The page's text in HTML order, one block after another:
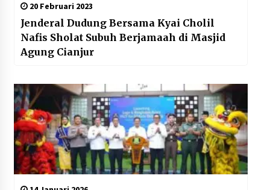
20 Februari 2023
Jenderal Dudung Bersama Kyai Cholil
Nafis Sholat Subuh Berjamaah di Masjid
Agung Cianjur